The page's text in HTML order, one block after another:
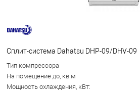
Сплит-система Dahatsu DHP-09/DHV-09
Тип компрессора
На помещение до, кв.м
Мощность охлаждения, кВт: